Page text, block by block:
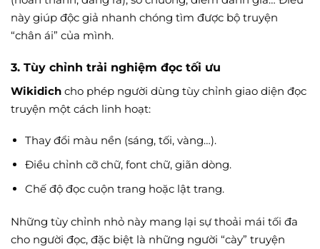
này giúp độc giả nhanh chóng tìm được bộ truyện
“chân ái” của mình.
3. Tùy chỉnh trải nghiệm đọc tối ưu
Wikidich cho phép người dùng tùy chỉnh giao diện đọc
truyện một cách linh hoạt:
Thay đổi màu nền (sáng, tối, vàng…).
Điều chỉnh cỡ chữ, font chữ, giãn dòng.
Chế độ đọc cuộn trang hoặc lật trang.
Những tùy chỉnh nhỏ này mang lại sự thoải mái tối đa
cho người đọc, đặc biệt là những người “cày” truyện